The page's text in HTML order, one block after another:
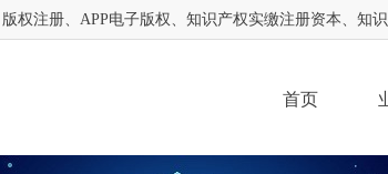
权注册、APP电子版权、知识产权实缴注册资本、知
首页